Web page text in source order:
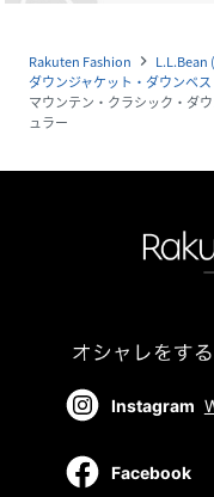
Rakuten Fashion navigate_next L.L.Bean
ダウンジャケット・ダウンベス
マウンテン・クラシック・ダ
ュラー
Instagram
Facebook